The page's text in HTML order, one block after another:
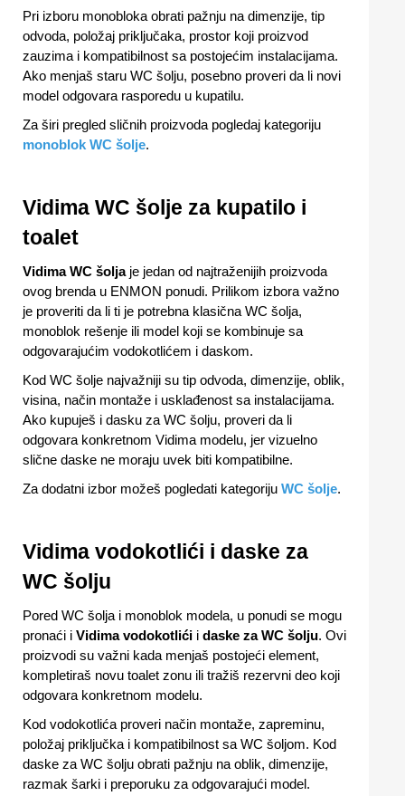
Pri izboru monobloka obrati pažnju na dimenzije, tip
odvoda, položaj priključaka, prostor koji proizvod
zauzima i kompatibilnost sa postojećim instalacijama.
Ako menjaš staru WC šolju, posebno proveri da li novi
model odgovara rasporedu u kupatilu.
Za širi pregled sličnih proizvoda pogledaj kategoriju
monoblok WC šolje.
Vidima WC šolje za kupatilo i
toalet
Vidima WC šoljaje jedan od najtraženijih proizvoda
ovog brenda u ENMON ponudi. Prilikom izbora važno
je proveriti da li ti je potrebna klasična WC šolja,
monoblok rešenje ili model koji se kombinuje sa
odgovarajućim vodokotlićem i daskom.
Kod WC šolje najvažniji su tip odvoda, dimenzije, oblik,
visina, način montaže i usklađenost sa instalacijama.
Ako kupuješ i dasku za WC šolju, proveri da li
odgovara konkretnom Vidima modelu, jer vizuelno
slične daske ne moraju uvek biti kompatibilne.
Za dodatni izbor možeš pogledati kategoriju WC šolje.
Vidima vodokotlići i daske za
WC šolju
Pored WC šolja i monoblok modela, u ponudi se mogu
pronaći i Vidima vodokotlići i daske za WC šolju. Ovi
proizvodi su važni kada menjaš postojeći element,
kompletiraš novu toalet zonu ili tražiš rezervni deo koji
odgovara konkretnom modelu.
Kod vodokotlića proveri način montaže, zapreminu,
položaj priključka i kompatibilnost sa WC šoljom. Kod
daske za WC šolju obrati pažnju na oblik, dimenzije,
razmak šarki i preporuku za odgovarajući model.